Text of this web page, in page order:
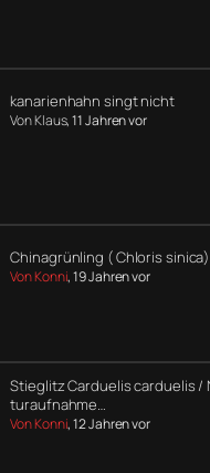
kanarienhahn singt nicht
Von Klaus, 11 Jahren vor
Chinagrünling ( Chloris sinica)
Von Konni, 19 Jahren vor
Stieglitz Carduelis carduelis /
turaufnahme…
Von Konni, 12 Jahren vor